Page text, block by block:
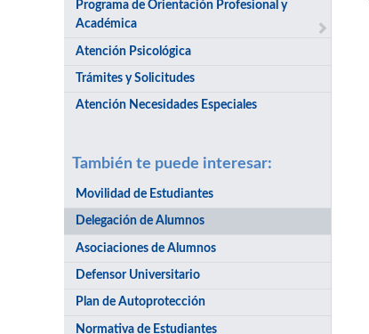
Programa de Orientación Profesional y
Académica
Atención Psicológica
Trámites y Solicitudes
Atención Necesidades Especiales
También te puede interesar:
Movilidad de Estudiantes
Delegación de Alumnos
Asociaciones de Alumnos
Defensor Universitario
Plan de Autoprotección
Normativa de Estudiantes